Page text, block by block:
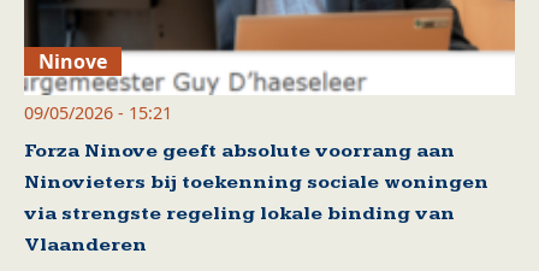
Ninove
09/05/2026 - 15:21
Forza Ninove geeft absolute voorrang aan
Ninovieters bij toekenning sociale woningen
via strengste regeling lokale binding van
Vlaanderen